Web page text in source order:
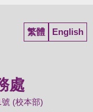
繁體 English
處
(校本部)